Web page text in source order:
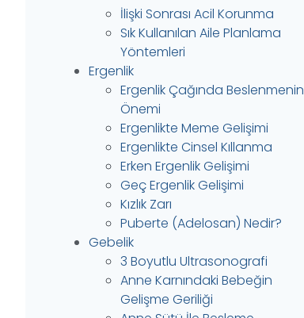
İlişki Sonrası Acil Korunma
Sık Kullanılan Aile Planlama
Yöntemleri
Ergenlik
Ergenlik Çağında Beslenmenin
Önemi
Ergenlikte Meme Gelişimi
Ergenlikte Cinsel Kıllanma
Erken Ergenlik Gelişimi
Geç Ergenlik Gelişimi
Kızlık Zarı
Puberte (Adelosan) Nedir?
Gebelik
3 Boyutlu Ultrasonografi
Anne Karnındaki Bebeğin
Gelişme Geriliği